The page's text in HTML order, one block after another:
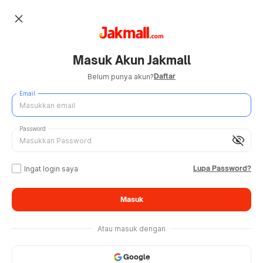
close
Masuk Akun Jakmall
Belum punya akun?Daftar
Email
visibility_off
Password
Ingat login saya Lupa Password?
Masuk
Atau masuk dengan
Google